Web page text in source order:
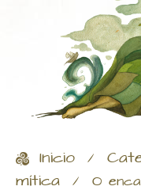
Inicio /
mítica / O